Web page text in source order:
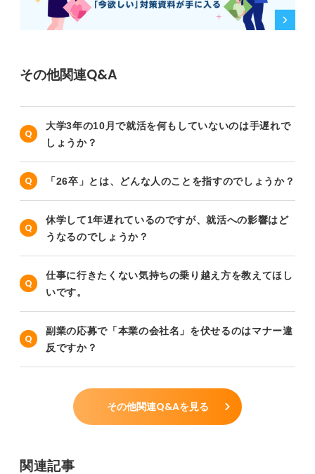
その他関連Q&A
大学3年の10月で就活を何もしていないのは手遅れで
しょうか？
「26卒」とは、どんな人のことを指すのでしょうか？
休学して1年遅れているのですが、就活への影響はど
うなるのでしょうか？
仕事に行きたくない気持ちの乗り越え方を教えてほし
いです。
副業の応募で「本業の会社名」を伏せるのはマナー違
反ですか？
その他関連Q&Aを見る
関連記事